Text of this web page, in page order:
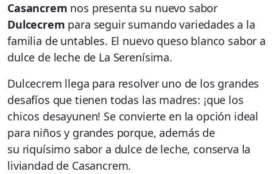
Casancrem nos presenta su nuevo sabor
Dulcecrem para seguir sumando variedades a la
familia de untables. El nuevo queso blanco sabor a
dulce de leche de La Serenísima.
Dulcecrem llega para resolver uno de los grandes
desafíos que tienen todas las madres: ¡que los
chicos desayunen! Se convierte en la opción ideal
para niños y grandes porque, además de
su riquísimo sabor a dulce de leche, conserva la
liviandad de Casancrem.